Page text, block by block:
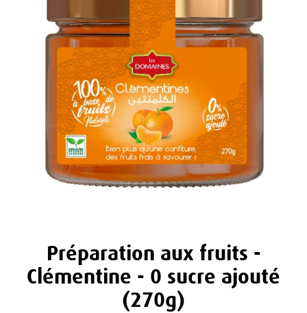
Préparation aux fruits -
Clémentine - 0 sucre ajouté
(270g)